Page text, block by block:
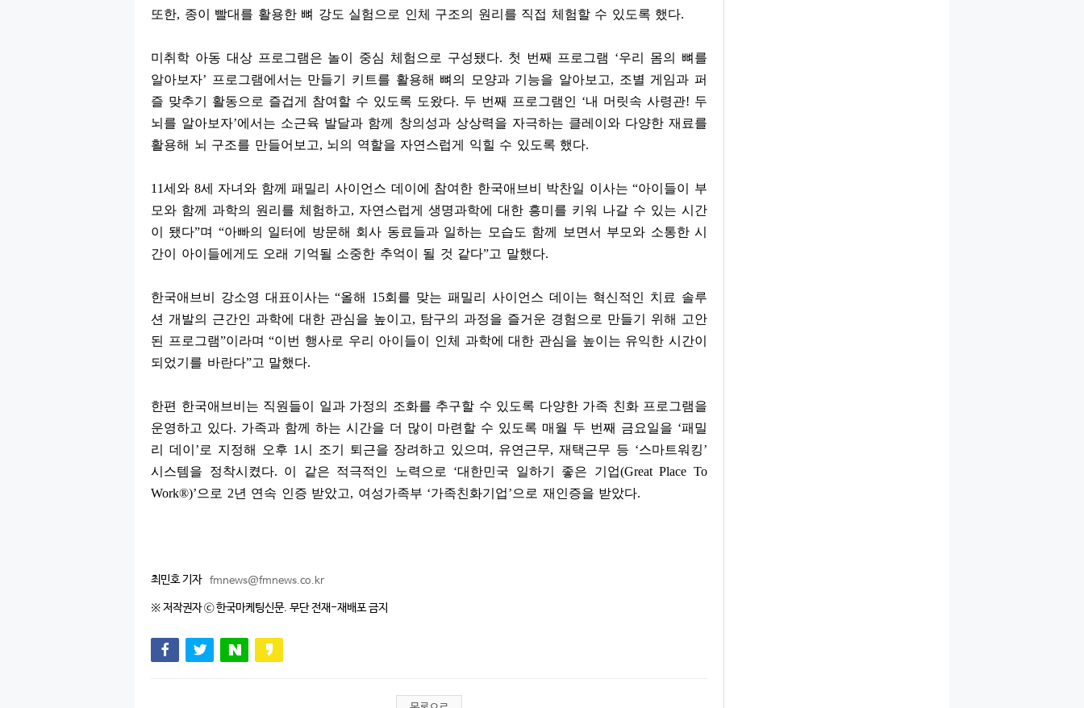
또한, 종이 빨대를 활용한 뼈 강도 실험으로 인체 구조의 원리를 직접 체험할 수 있도록 했다.
미취학 아동 대상 프로그램은 놀이 중심 체험으로 구성됐다. 첫 번째 프로그램 ‘우리 몸의 뼈를
알아보자’ 프로그램에서는 만들기 키트를 활용해 뼈의 모양과 기능을 알아보고, 조별 게임과 퍼
즐 맞추기 활동으로 즐겁게 참여할 수 있도록 도왔다. 두 번째 프로그램인 ‘내 머릿속 사령관! 두
뇌를 알아보자’에서는 소근육 발달과 함께 창의성과 상상력을 자극하는 클레이와 다양한 재료를
활용해 뇌 구조를 만들어보고, 뇌의 역할을 자연스럽게 익힐 수 있도록 했다.
11세와 8세 자녀와 함께 패밀리 사이언스 데이에 참여한 한국애브비 박찬일 이사는“아이들이 부
모와 함께 과학의 원리를 체험하고, 자연스럽게 생명과학에 대한 흥미를 키워 나갈 수 있는 시간
이 됐다”며 “아빠의 일터에 방문해 회사 동료들과 일하는 모습도 함께 보면서 부모와 소통한 시
간이 아이들에게도 오래 기억될 소중한 추억이 될 것 같다”고 말했다.
한국애브비 강소영 대표이사는“올해 15회를 맞는 패밀리 사이언스 데이는 혁신적인 치료 솔루
션 개발의 근간인 과학에 대한 관심을 높이고, 탐구의 과정을 즐거운 경험으로 만들기 위해 고안
된 프로그램”이라며“이번 행사로 우리 아이들이 인체 과학에 대한 관심을 높이는 유익한 시간이
되었기를 바란다”고 말했다.
한편 한국애브비는 직원들이 일과 가정의 조화를 추구할 수 있도록 다양한 가족 친화 프로그램을
운영하고 있다. 가족과 함께 하는 시간을 더 많이 마련할 수 있도록 매월 두 번째 금요일을 ‘패밀
리 데이 ’로 지정해 오후 1시 조기 퇴근을 장려하고 있으며 , 유연근무,재택근무 등 ‘스마트워킹’
시스템을 정착시켰다. 이 같은 적극적인 노력으로 ‘대한민국 일하기 좋은 기업(Great Place To
Work®)’으로 2년 연속 인증 받았고, 여성가족부 ‘가족친화기업’으로 재인증을 받았다.
최민호 기자 fmnews@fmnews.co.kr
※ 저작권자 ⓒ 한국마케팅신문. 무단 전재-재배포 금지